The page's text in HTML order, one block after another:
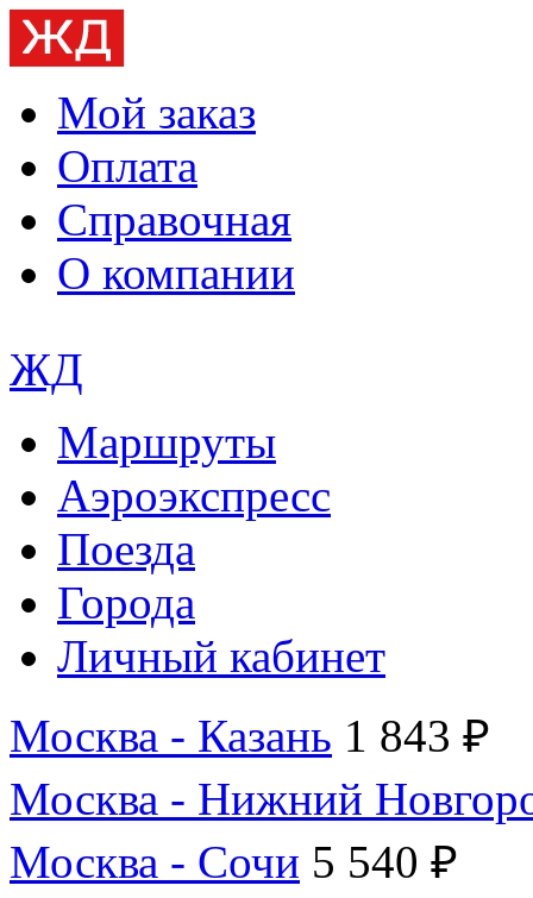
Мой заказ
Оплата
Справочная
О компании
ЖД
Маршруты
Аэроэкспресс
Поезда
Города
Личный кабинет
Москва - Казань 1 843 ₽
Москва - Нижний
Москва - Сочи 5 540 ₽